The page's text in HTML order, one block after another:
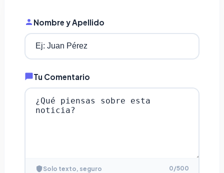
Nombre y Apellido
Tu Comentario
Solo texto, seguro 0/500